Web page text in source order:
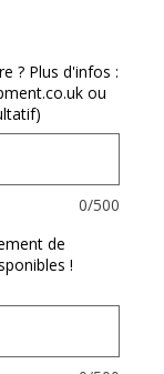
? Plus d'infos :
ou
0/500
de
!